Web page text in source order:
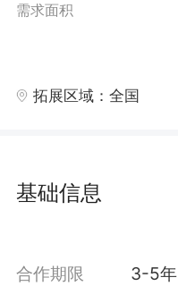
需求面积
拓展区域：全国
基础信息
合作期限 3-5年